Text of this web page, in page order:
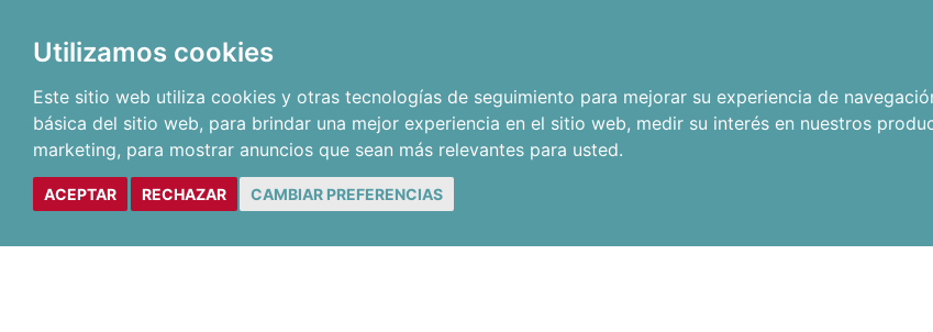
Utilizamos cookies
Este sitio web utiliza cookies y otras tecnologías de seguimiento para mejorar su experiencia de
básica del sitio web, para brindar una mejor experiencia en el sitio web, medir su interés en nuestros
marketing, para mostrar anuncios que sean más relevantes para usted.
ACEPTAR RECHAZAR CAMBIAR PREFERENCIAS